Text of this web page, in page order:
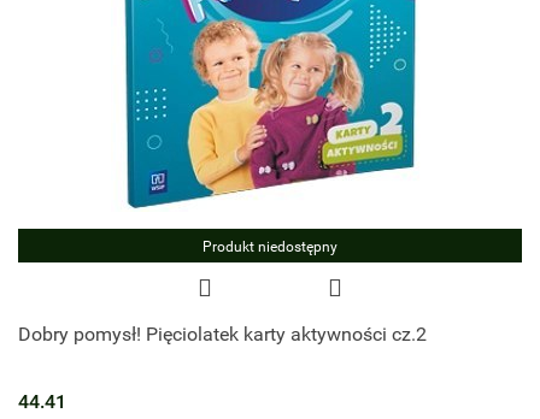
Produkt niedostępny
Dobry pomysł! Pięciolatek karty aktywności cz.2
44.41